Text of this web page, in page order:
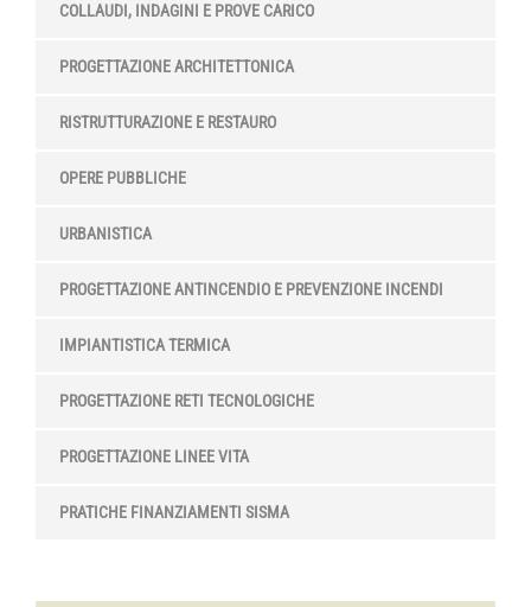
COLLAUDI, INDAGINI E PROVE CARICO
PROGETTAZIONE ARCHITETTONICA
RISTRUTTURAZIONE E RESTAURO
OPERE PUBBLICHE
URBANISTICA
PROGETTAZIONE ANTINCENDIO E PREVENZIONE INCENDI
IMPIANTISTICA TERMICA
PROGETTAZIONE RETI TECNOLOGICHE
PROGETTAZIONE LINEE VITA
PRATICHE FINANZIAMENTI SISMA